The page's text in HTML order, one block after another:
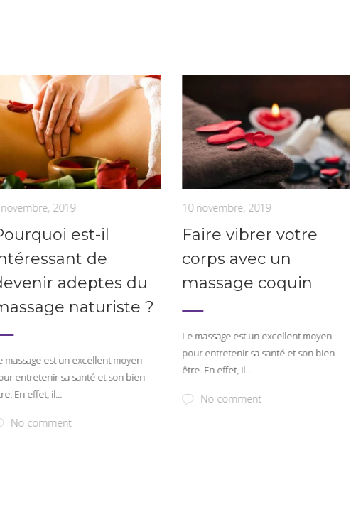
2019
est-il
de
adeptes du
naturiste ?
massage est un excellent moyen
entretenir sa santé et son bien-
En effet, il...
No comment
10 novembre, 2019
Faire vibrer votre
corps avec un
massage coquin
Le massage est un excellent moyen
pour entretenir sa santé et son bien-
être. En effet, il...
No comment